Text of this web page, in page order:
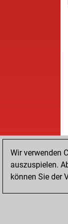
Wir verwenden
auszuspielen.
können Sie der